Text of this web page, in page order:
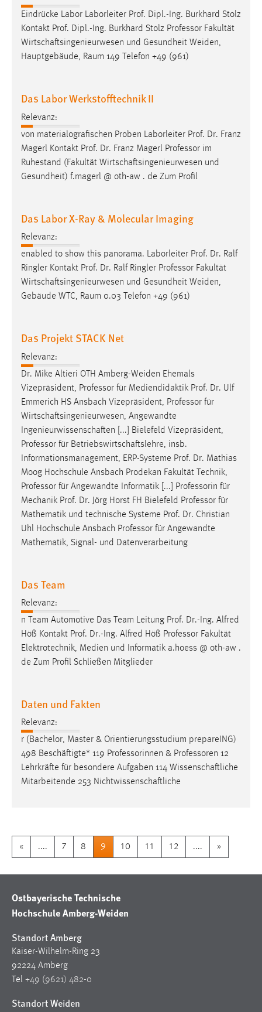
Eindrücke Labor Laborleiter Prof. Dipl.-Ing. Burkhard Stolz
Kontakt Prof. Dipl.-Ing. Burkhard Stolz Professor Fakultät
Wirtschaftsingenieurwesen und Gesundheit Weiden,
Hauptgebäude, Raum 149 Telefon +49 (961)
Das Labor Werkstofftechnik II
Relevanz:
von materialografischen Proben Laborleiter Prof. Dr. Franz
Magerl Kontakt Prof. Dr. Franz Magerl Professor im
Ruhestand (Fakultät Wirtschaftsingenieurwesen und
Gesundheit) f.magerl @ oth-aw . de Zum Profil
Das Labor X-Ray & Molecular Imaging
Relevanz:
enabled to show this panorama. Laborleiter Prof. Dr. Ralf
Ringler Kontakt Prof. Dr. Ralf Ringler Professor Fakultät
Wirtschaftsingenieurwesen und Gesundheit Weiden,
Gebäude WTC, Raum 0.03 Telefon +49 (961)
Das Projekt STACK Net
Relevanz:
Dr. Mike Altieri OTH Amberg-Weiden Ehemals
Vizepräsident, Professor für Mediendidaktik Prof. Dr. Ulf
Emmerich HS Ansbach Vizepräsident, Professor für
Wirtschaftsingenieurwesen, Angewandte
Ingenieurwissenschaften [...] Bielefeld Vizepräsident,
Professor für Betriebswirtschaftslehre, insb.
Informationsmanagement, ERP-Systeme Prof. Dr. Mathias
Moog Hochschule Ansbach Prodekan Fakultät Technik,
Professor für Angewandte Informatik [...] Professorin für
Mechanik Prof. Dr. Jörg Horst FH Bielefeld Professor für
Mathematik und technische Systeme Prof. Dr. Christian
Uhl Hochschule Ansbach Professor für Angewandte
Mathematik, Signal- und Datenverarbeitung
Das Team
Relevanz:
n Team Automotive Das Team Leitung Prof. Dr.-Ing. Alfred
Höß Kontakt Prof. Dr.-Ing. Alfred Höß Professor Fakultät
Elektrotechnik, Medien und Informatik a.hoess @ oth-aw .
de Zum Profil Schließen Mitglieder
Daten und Fakten
Relevanz:
r (Bachelor, Master & Orientierungsstudium prepareING)
498 Beschäftigte* 119 Professorinnen & Professoren 12
Lehrkräfte für besondere Aufgaben 114 Wissenschaftliche
Mitarbeitende 253 Nichtwissenschaftliche
« .... 7 8 9 10 11 12 .... »
Ostbayerische Technische
Hochschule Amberg-Weiden
Standort Amberg
Kaiser-Wilhelm-Ring 23
92224 Amberg
Tel +49 (9621) 482-0
Standort Weiden